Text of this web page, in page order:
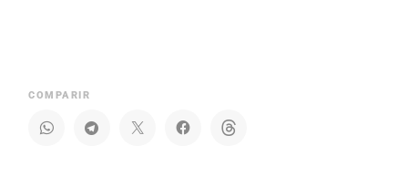
COMPARIR